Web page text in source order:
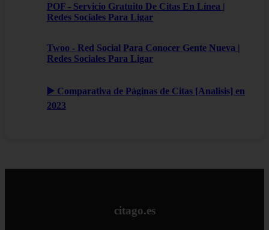
POF - Servicio Gratuito De Citas En Línea |
Redes Sociales Para Ligar
Twoo - Red Social Para Conocer Gente Nueva |
Redes Sociales Para Ligar
▶️ Comparativa de Páginas de Citas [Analisis] en
2023
citago.es